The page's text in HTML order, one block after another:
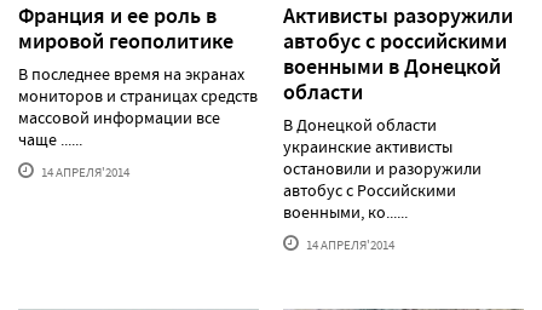
Франция и ее роль в
мировой геополитике
В последнее время на экранах
мониторов и страницах средств
массовой информации все
чаще ......
14 АПРЕЛЯ'2014
Активисты разоружили
автобус с российскими
военными в Донецкой
области
В Донецкой области
украинские активисты
остановили и разоружили
автобус с Российскими
военными, ко......
14 АПРЕЛЯ'2014